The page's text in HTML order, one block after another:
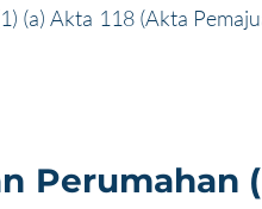
(a) Akta 118 (Akta
Perumahan